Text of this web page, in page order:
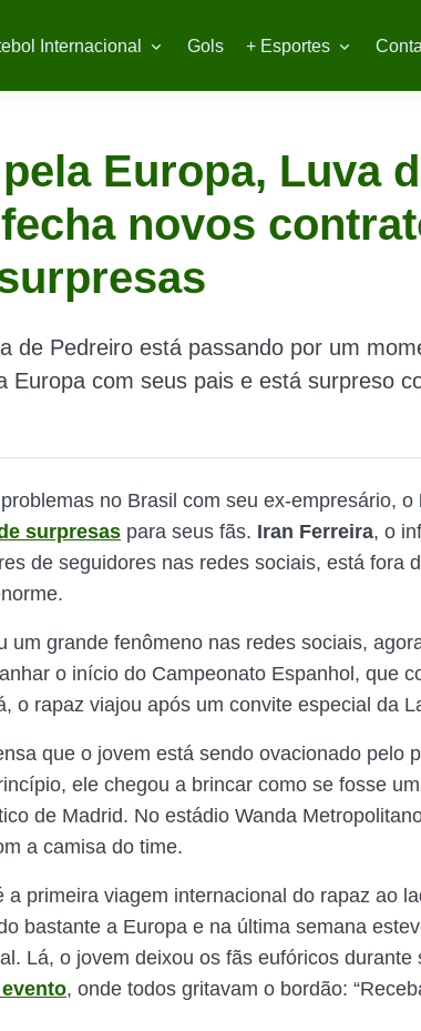
Internacional Gols + Esportes
Europa, Luva
novos
de Pedreiro está passando por um
Europa com seus pais e está surpreso
no Brasil com seu ex-empresário, o
surpresas para seus fãs. Iran Ferreira, o
de seguidores nas redes sociais, está fora
um grande fenômeno nas redes sociais,
o início do Campeonato Espanhol, que
o rapaz viajou após um convite especial da
que o jovem está sendo ovacionado pelo
ele chegou a brincar como se fosse
de Madrid. No estádio Wanda
a camisa do time.
a primeira viagem internacional do rapaz ao
bastante a Europa e na última semana
Lá, o jovem deixou os fãs eufóricos durante
, onde todos gritavam o bordão: